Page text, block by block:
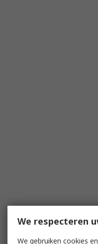
We respecteren
We gebruiken cookies